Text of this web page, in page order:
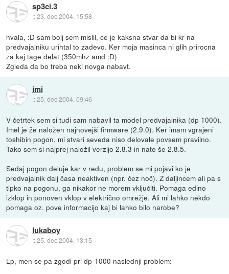
sp3ci.3
::23. dec 2004, 15:58
hvala, :D sam bolj sem mislil, ce je kaksna stvar da bi kr na
predvajalniku urihtal to zadevo. Ker moja masinca ni glih prirocna
za kaj tage delat (350mhz amd :D)
Zgleda da bo treba neki novga nabavt.
imi
::25. dec 2004, 09:46
V četrtek sem si tudi sam nabavil ta model predvajalnika (dp 1000).
Imel je že naložen najnovejši firmware (2.9.0). Ker imam vgrajeni
toshibin pogon, mi stvari seveda niso delovale povsem pravilno.
Tako sem si najprej naložil verzijo 2.8.3 in nato še 2.8.5.
Sedaj pogon deluje kar v redu, problem se mi pojavi ko je
predvajalnik dalj časa neaktiven (npr. čez noč). Z daljincem ali pa s
tipko na pogonu, ga nikakor ne morem vključiti. Pomaga edino
izklop in ponoven vklop v električno omrežje. Ali mi lahko nekdo
pomaga oz. pove informacijo kaj bi lahko bilo narobe?
lukaboy
::25. dec 2004, 13:15
Lp, men se pa zgodi pri dp-1000 naslednji problem: